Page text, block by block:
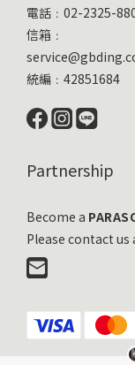
電話﹕02-2325-
信箱﹕
統編﹕42851684
Partnership
Become a
Please contact